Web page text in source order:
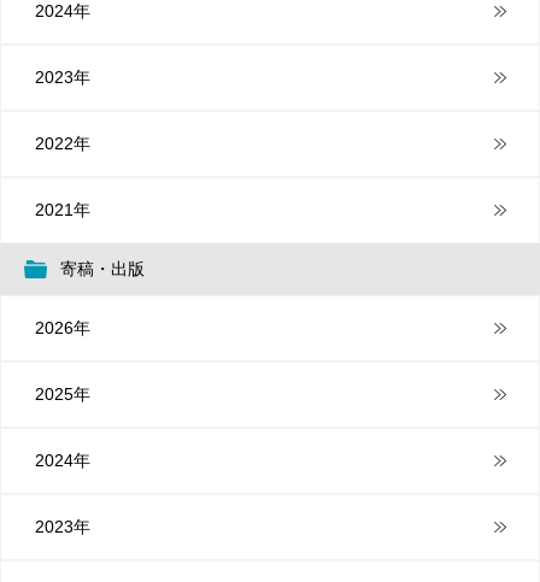
2024年
2023年
2022年
2021年
寄稿・出版
2026年
2025年
2024年
2023年